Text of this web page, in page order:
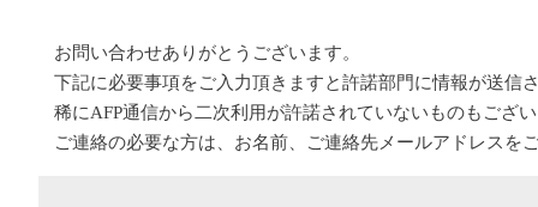
お問い合わせありがとうございます。
下記に必要事項をご入力頂きますと許諾部門に情報が送信
稀にAFP通信から二次利用が許諾されていないものもござ
ご連絡の必要な方は、お名前、ご連絡先メールアドレスを